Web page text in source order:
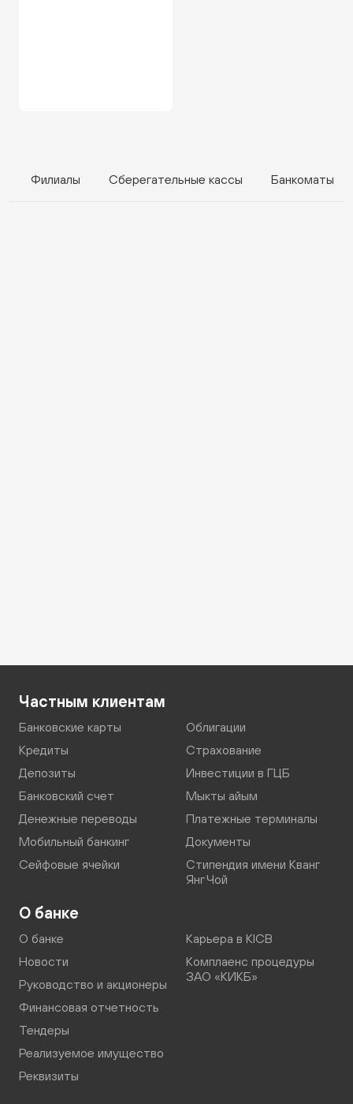
Филиалы Сберегательные кассы Банкоматы
Частным клиентам
Банковские карты
Кредиты
Депозиты
Банковский счет
Денежные переводы
Мобильный банкинг
Сейфовые ячейки
Облигации
Страхование
Инвестиции в ГЦБ
Мыкты айым
Платежные терминалы
Документы
Стипендия имени Кванг
Янг Чой
О банке
О банке
Новости
Руководство и акционеры
Финансовая отчетность
Тендеры
Реализуемое имущество
Реквизиты
Карьера в KICB
Комплаенс процедуры
ЗАО «КИКБ»